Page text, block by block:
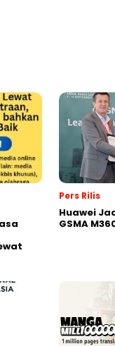
Pers Rilis
Huawei
GSMA